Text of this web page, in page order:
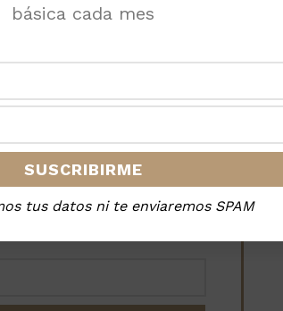
de los viajes de
a perdurar más allá de la
básica cada mes
tus datos ni te enviaremos SPAM